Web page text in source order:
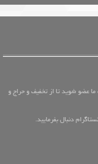
عضو شوید تا از تخفیف و حراج و
دنبال بفرمایید.